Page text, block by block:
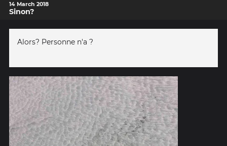
14 March 2018
Sinon?
Alors? Personne n'a ?